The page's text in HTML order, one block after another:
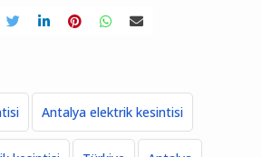
Antalya elektrik kesintisi